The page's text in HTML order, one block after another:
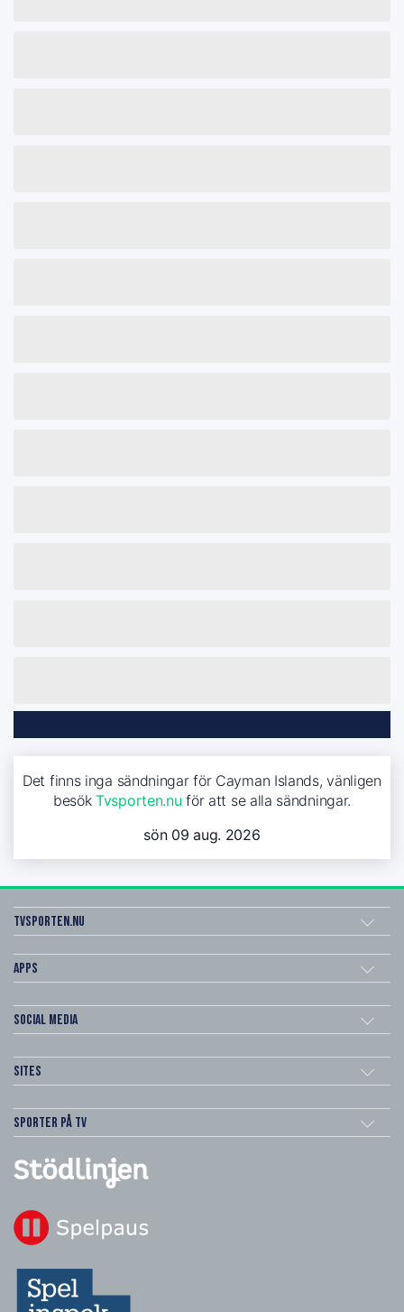
Det finns inga sändningar för Cayman Islands, vänligen
besökTvsporten.nu för att se alla sändningar.
sön 09 aug. 2026
Tvsporten.nu
Apps
Social Media
Sites
Sporter på TV